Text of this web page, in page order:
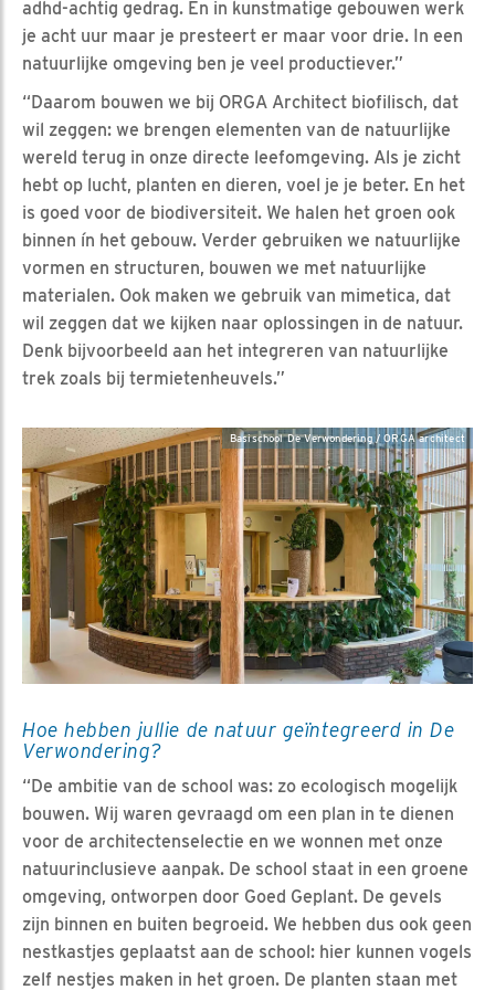
adhd-achtig gedrag. En in kunstmatige gebouwen werk
je acht uur maar je presteert er maar voor drie. In een
natuurlijke omgeving ben je veel productiever.”
“Daarom bouwen we bij ORGA Architect biofilisch, dat
wil zeggen: we brengen elementen van de natuurlijke
wereld terug in onze directe leefomgeving. Als je zicht
hebt op lucht, planten en dieren, voel je je beter. En het
is goed voor de biodiversiteit. We halen het groen ook
binnen ín het gebouw. Verder gebruiken we natuurlijke
vormen en structuren, bouwen we met natuurlijke
materialen. Ook maken we gebruik van mimetica, dat
wil zeggen dat we kijken naar oplossingen in de natuur.
Denk bijvoorbeeld aan het integreren van natuurlijke
trek zoals bij termietenheuvels.”
Basischool De Verwondering / ORGA architect
Hoe hebben jullie de natuur geïntegreerd in De
Verwondering?
“De ambitie van de school was: zo ecologisch mogelijk
bouwen. Wij waren gevraagd om een plan in te dienen
voor de architectenselectie en we wonnen met onze
natuurinclusieve aanpak. De school staat in een groene
omgeving, ontworpen door Goed Geplant. De gevels
zijn binnen en buiten begroeid. We hebben dus ook geen
nestkastjes geplaatst aan de school: hier kunnen vogels
zelf nestjes maken in het groen. De planten staan met